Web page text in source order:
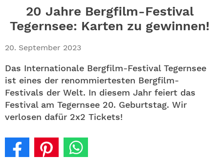
20 Jahre Bergfilm-Festival
Tegernsee: Karten zu gewinnen!
20. September 2023
Das Internationale Bergfilm-Festival Tegernsee
ist eines der renommiertesten Bergfilm-
Festivals der Welt. In diesem Jahr feiert das
Festival am Tegernsee 20. Geburtstag. Wir
verlosen dafür 2x2 Tickets!
NEWSLETTER
ALLE THEMEN